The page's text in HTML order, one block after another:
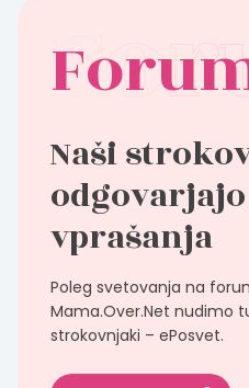
Naši
vprašanja
Poleg svetovanja na
Mama.Over.Net nudimo
strokovnjaki – ePosvet.